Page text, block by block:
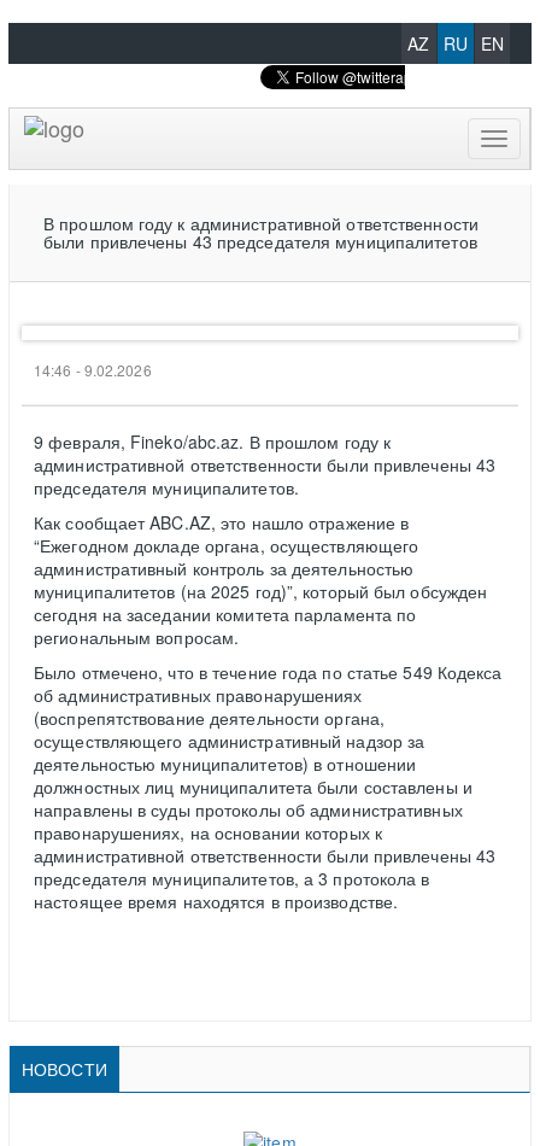
AZ RU EN
В прошлом году к административной ответственности
были привлечены 43 председателя муниципалитетов
14:46 - 9.02.2026
9 февраля, Fineko/abc.az. В прошлом году к
административной ответственности были привлечены 43
председателя муниципалитетов.
Как сообщает ABC.AZ, это нашло отражение в
“Ежегодном докладе органа, осуществляющего
административный контроль за деятельностью
муниципалитетов (на 2025 год)”, который был обсужден
сегодня на заседании комитета парламента по
региональным вопросам.
Было отмечено, что в течение года по статье 549 Кодекса
об административных правонарушениях
(воспрепятствование деятельности органа,
осуществляющего административный надзор за
деятельностью муниципалитетов) в отношении
должностных лиц муниципалитета были составлены и
направлены в суды протоколы об административных
правонарушениях, на основании которых к
административной ответственности были привлечены 43
председателя муниципалитетов, а 3 протокола в
настоящее время находятся в производстве.
НОВОСТИ